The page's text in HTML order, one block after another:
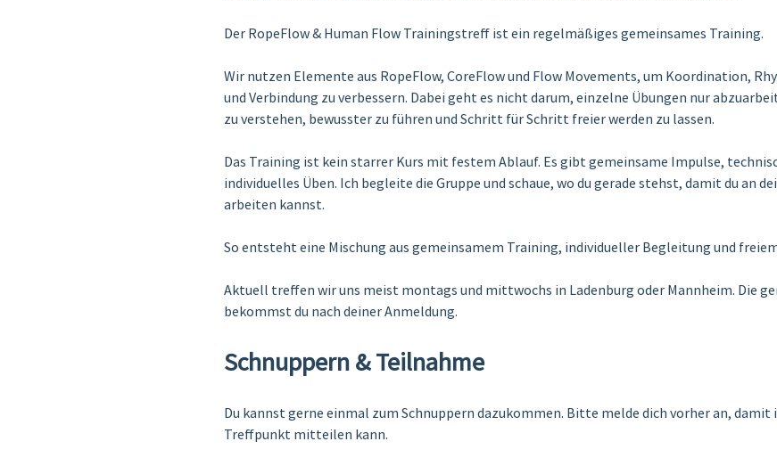
Der RopeFlow & Human Flow Trainingstreff ist ein regelmäßiges gemeinsames Training.
Wir nutzen Elemente aus RopeFlow, CoreFlow und Flow Movements, um Koordination,
und Verbindung zu verbessern. Dabei geht es nicht darum, einzelne Übungen nur
zu verstehen, bewusster zu führen und Schritt für Schritt freier werden zu lassen.
Das Training ist kein starrer Kurs mit festem Ablauf. Es gibt gemeinsame Impulse,
individuelles Üben. Ich begleite die Gruppe und schaue, wo du gerade stehst, damit du an
arbeiten kannst.
So entsteht eine Mischung aus gemeinsamem Training, individueller Begleitung und
Aktuell treffen wir uns meist montags und mittwochs in Ladenburg oder Mannheim. Die
bekommst du nach deiner Anmeldung.
Schnuppern & Teilnahme
Du kannst gerne einmal zum Schnuppern dazukommen. Bitte melde dich vorher an, damit
Treffpunkt mitteilen kann.